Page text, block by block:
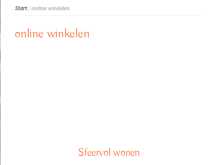
Start/ online winkelen
online winkelen
Sfeervol wonen